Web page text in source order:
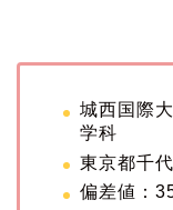
城西国際
学科
東京都千
偏差値：